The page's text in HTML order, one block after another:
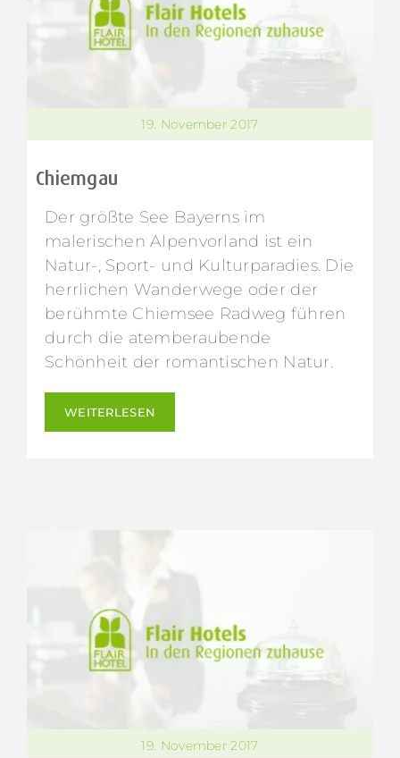
19. November 2017
Chiemgau
Der größte See Bayerns im
malerischen Alpenvorland ist ein
Natur-, Sport- und Kulturparadies. Die
herrlichen Wanderwege oder der
berühmte Chiemsee Radweg führen
durch die atemberaubende
Schönheit der romantischen Natur.
WEITERLESEN
19. November 2017